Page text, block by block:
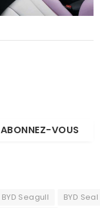
ABONNEZ-VOUS
BYD Seagull
BYD Seal